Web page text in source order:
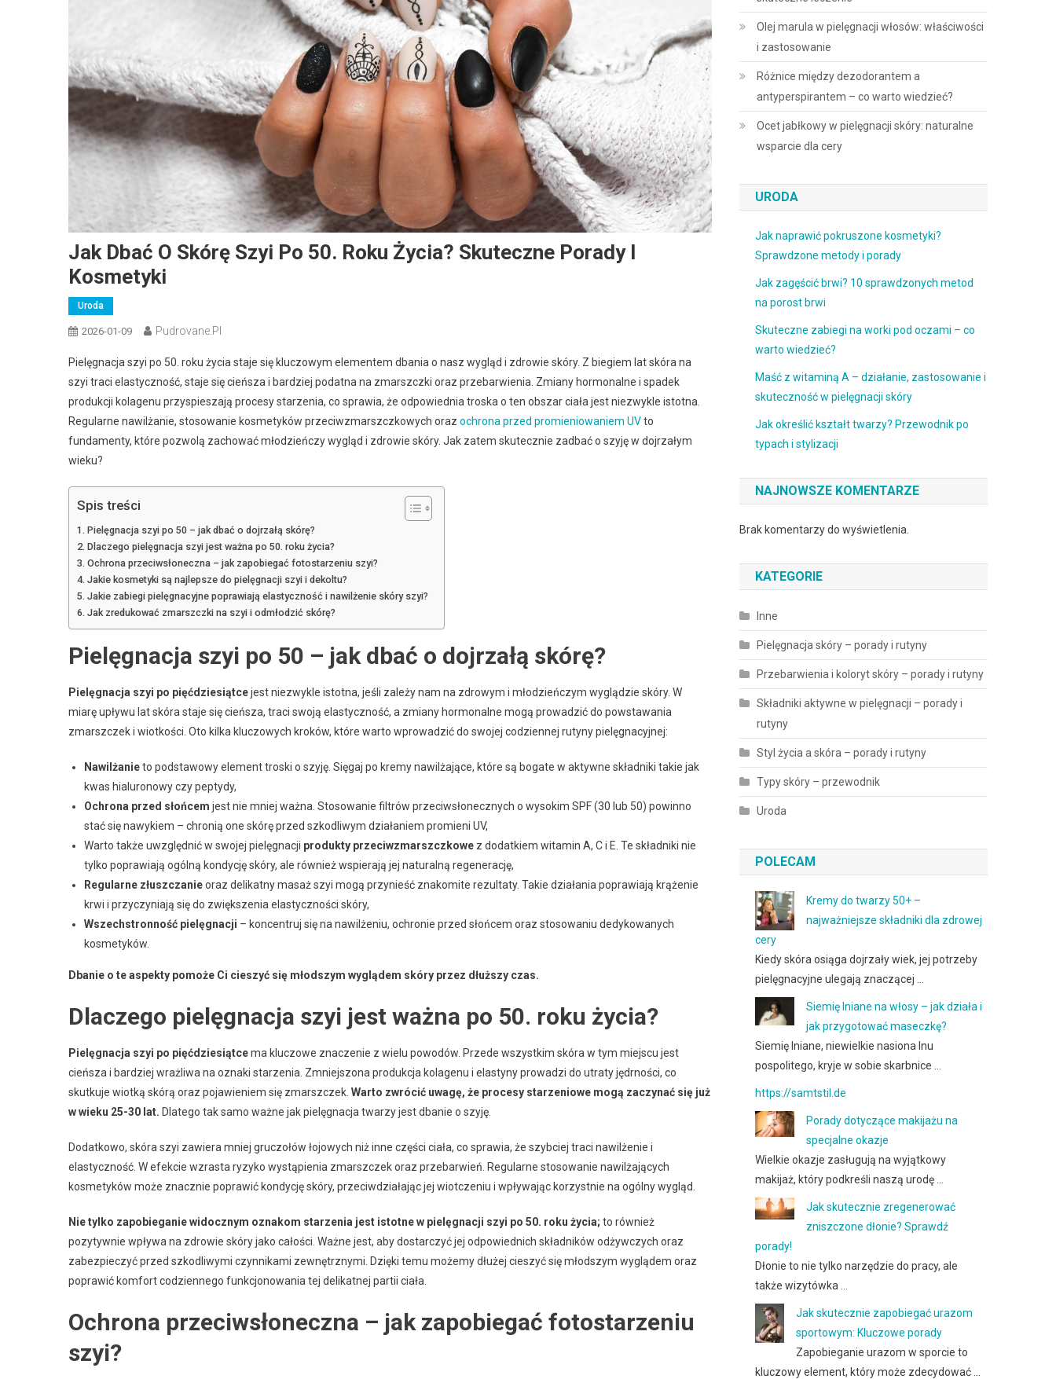
Jak Dbać O Skórę Szyi Po 50. Roku Życia? Skuteczne Porady I
Kosmetyki
Uroda
2026-01-09 Pudrovane.pl
Pielęgnacja szyi po 50. roku życia staje się kluczowym elementem dbania o nasz wygląd i zdrowie skóry. Z biegiem lat skóra na
szyi traci elastyczność, staje się cieńsza i bardziej podatna na zmarszczki oraz przebarwienia. Zmiany hormonalne i spadek
produkcji kolagenu przyspieszają procesy starzenia, co sprawia, że odpowiednia troska o ten obszar ciała jest niezwykle istotna.
Regularne nawilżanie, stosowanie kosmetyków przeciwzmarszczkowych oraz ochrona przed promieniowaniem UVto
fundamenty, które pozwolą zachować młodzieńczy wygląd i zdrowie skóry. Jak zatem skutecznie zadbać o szyję w dojrzałym
wieku?
Spis treści
Pielęgnacja szyi po 50 – jak dbać o dojrzałą skórę?
Dlaczego pielęgnacja szyi jest ważna po 50. roku życia?
Ochrona przeciwsłoneczna – jak zapobiegać fotostarzeniu szyi?
Jakie kosmetyki są najlepsze do pielęgnacji szyi i dekoltu?
Jakie zabiegi pielęgnacyjne poprawiają elastyczność i nawilżenie skóry szyi?
Jak zredukować zmarszczki na szyi i odmłodzić skórę?
Pielęgnacja szyi po 50 – jak dbać o dojrzałą skórę?
Pielęgnacja szyi po pięćdziesiątcejest niezwykle istotna, jeśli zależy nam na zdrowym i młodzieńczym wyglądzie skóry. W
miarę upływu lat skóra staje się cieńsza, traci swoją elastyczność, a zmiany hormonalne mogą prowadzić do powstawania
zmarszczek i wiotkości. Oto kilka kluczowych kroków, które warto wprowadzić do swojej codziennej rutyny pielęgnacyjnej:
Nawilżanieto podstawowy element troski o szyję. Sięgaj po kremy nawilżające, które są bogate w aktywne składniki takie jak
kwas hialuronowy czy peptydy,
Ochrona przed słońcem jest nie mniej ważna. Stosowanie filtrów przeciwsłonecznych o wysokim SPF (30 lub 50) powinno
stać się nawykiem – chronią one skórę przed szkodliwym działaniem promieni UV,
Warto także uwzględnić w swojej pielęgnacji produkty przeciwzmarszczkowe z dodatkiem witamin A, C i E. Te składniki nie
tylko poprawiają ogólną kondycję skóry, ale również wspierają jej naturalną regenerację,
Regularne złuszczanieoraz delikatny masaż szyi mogą przynieść znakomite rezultaty. Takie działania poprawiają krążenie
krwi i przyczyniają się do zwiększenia elastyczności skóry,
Wszechstronność pielęgnacji – koncentruj się na nawilżeniu, ochronie przed słońcem oraz stosowaniu dedykowanych
kosmetyków.
Dbanie o te aspekty pomoże Ci cieszyć się młodszym wyglądem skóry przez dłuższy czas.
Dlaczego pielęgnacja szyi jest ważna po 50. roku życia?
Pielęgnacja szyi po pięćdziesiątcema kluczowe znaczenie z wielu powodów. Przede wszystkim skóra w tym miejscu jest
cieńsza i bardziej wrażliwa na oznaki starzenia. Zmniejszona produkcja kolagenu i elastyny prowadzi do utraty jędrności, co
skutkuje wiotką skórą oraz pojawieniem się zmarszczek. Warto zwrócić uwagę, że procesy starzeniowe mogą zaczynać się już
w wieku 25-30 lat. Dlatego tak samo ważne jak pielęgnacja twarzy jest dbanie o szyję.
Dodatkowo, skóra szyi zawiera mniej gruczołów łojowych niż inne części ciała, co sprawia, że szybciej traci nawilżenie i
elastyczność. W efekcie wzrasta ryzyko wystąpienia zmarszczek oraz przebarwień. Regularne stosowanie nawilżających
kosmetyków może znacznie poprawić kondycję skóry, przeciwdziałając jej wiotczeniu i wpływając korzystnie na ogólny wygląd.
Nie tylko zapobieganie widocznym oznakom starzenia jest istotne w pielęgnacji szyi po 50. roku życia; to również
pozytywnie wpływa na zdrowie skóry jako całości. Ważne jest, aby dostarczyć jej odpowiednich składników odżywczych oraz
zabezpieczyć przed szkodliwymi czynnikami zewnętrznymi. Dzięki temu możemy dłużej cieszyć się młodszym wyglądem oraz
poprawić komfort codziennego funkcjonowania tej delikatnej partii ciała.
Ochrona przeciwsłoneczna – jak zapobiegać fotostarzeniu
szyi?
Olej marula w pielęgnacji włosów: właściwości
i zastosowanie
Różnice między dezodorantem a
antyperspirantem – co warto wiedzieć?
Ocet jabłkowy w pielęgnacji skóry: naturalne
wsparcie dla cery
URODA
Jak naprawić pokruszone kosmetyki?
Sprawdzone metody i porady
Jak zagęścić brwi? 10 sprawdzonych metod
na porost brwi
Skuteczne zabiegi na worki pod oczami – co
warto wiedzieć?
Maść z witaminą A – działanie, zastosowanie i
skuteczność w pielęgnacji skóry
Jak określić kształt twarzy? Przewodnik po
typach i stylizacji
NAJNOWSZE KOMENTARZE
Brak komentarzy do wyświetlenia.
KATEGORIE
Inne
Pielęgnacja skóry – porady i rutyny
Przebarwienia i koloryt skóry – porady i rutyny
Składniki aktywne w pielęgnacji – porady i
rutyny
Styl życia a skóra – porady i rutyny
Typy skóry – przewodnik
Uroda
POLECAM
Kremy do twarzy 50+ –
najważniejsze składniki dla zdrowej
cery
Kiedy skóra osiąga dojrzały wiek, jej potrzeby
pielęgnacyjne ulegają znaczącej …
Siemię lniane na włosy – jak działa i
jak przygotować maseczkę?
Siemię lniane, niewielkie nasiona lnu
pospolitego, kryje w sobie skarbnice …
https://samtstil.de
Porady dotyczące makijażu na
specjalne okazje
Wielkie okazje zasługują na wyjątkowy
makijaż, który podkreśli naszą urodę …
Jak skutecznie zregenerować
zniszczone dłonie? Sprawdź
porady!
Dłonie to nie tylko narzędzie do pracy, ale
także wizytówka …
Jak skutecznie zapobiegać urazom
sportowym: Kluczowe porady
Zapobieganie urazom w sporcie to
kluczowy element, który może zdecydować …